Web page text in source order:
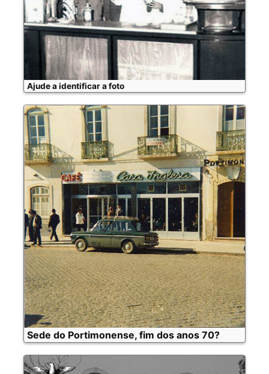
Ajude a identificar a foto
Sede do Portimonense, fim dos anos 70?